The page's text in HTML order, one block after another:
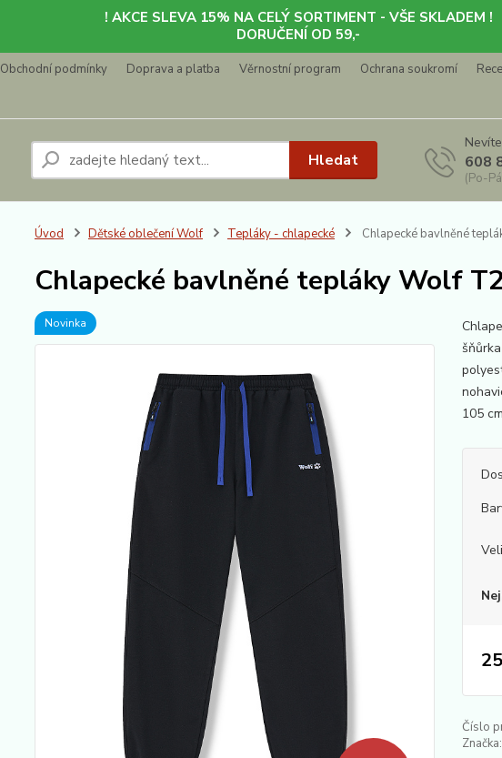
! AKCE SLEVA 15% NA CELÝ SORTIMENT - VŠE SKLADEM !
DORUČENÍ OD 59,-
Obchodní podmínky Doprava a platba Věrnostní program Ochrana soukromí
Hledat 608
(Po-
Úvod Dětské oblečení Wolf Tepláky - chlapecké Chlapecké bavlněné
Chlapecké bavlněné tepláky Wolf
Novinka
105
Číslo
Značka: